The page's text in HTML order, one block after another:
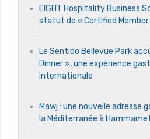
EIGHT Hospitality Business
statut de « Certified Member
Le Sentido Bellevue Park
Dinner », une expérience
internationale
Mawj : une nouvelle adresse
la Méditerranée à